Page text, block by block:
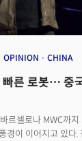
OPINION CHINA
빠른 로봇… 중
르셀로나 MWC까
경이 이어지고 있다